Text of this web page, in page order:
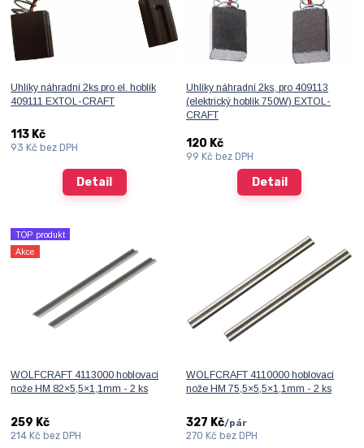
Uhlíky náhradní 2ks pro el. hoblík
409111 EXTOL-CRAFT
113 Kč
93 Kč bez DPH
Detail
Uhlíky náhradní 2ks, pro 409113
(elektrický hoblík 750W) EXTOL-
CRAFT
120 Kč
99 Kč bez DPH
Detail
TOP produkt
Akce
WOLFCRAFT 4113000 hoblovací
nože HM 82×5,5×1,1mm - 2 ks
259 Kč
214 Kčbez DPH
WOLFCRAFT 4110000 hoblovací
nože HM 75,5×5,5×1,1mm - 2 ks
327 Kč/pár
270 Kč bez DPH